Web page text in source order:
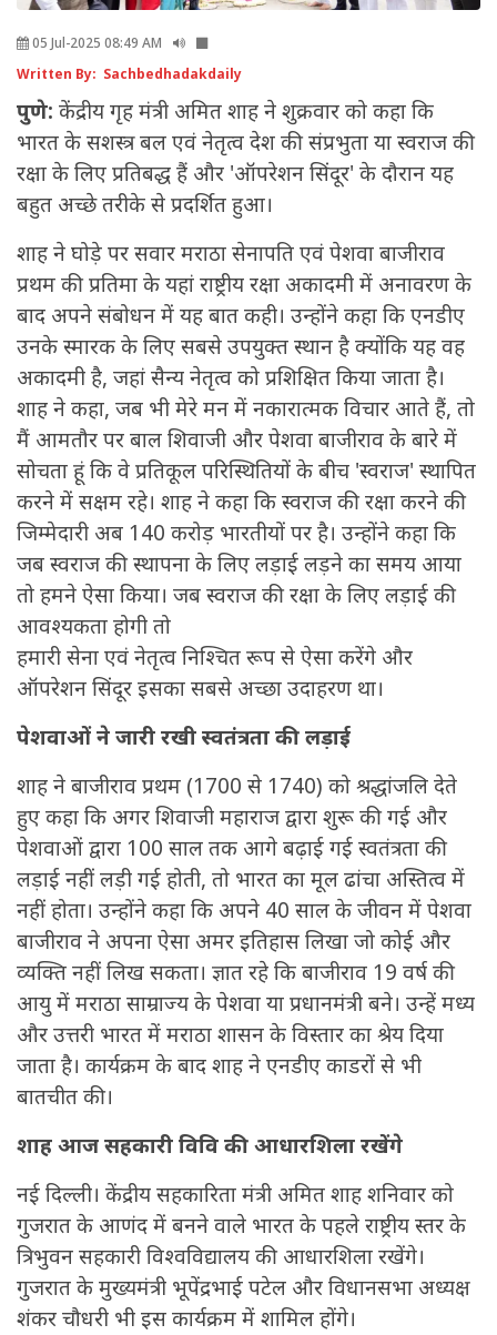
05 Jul-2025 08:49 AM
Written By: Sachbedhadakdaily
पुणे: केंद्रीय गृह मंत्री अमित शाह ने शुक्रवार को कहा कि
भारत के सशस्त्र बल एवं नेतृत्व देश की संप्रभुता या स्वराज की
रक्षा के लिए प्रतिबद्ध हैं और 'ऑपरेशन सिंदूर' के दौरान यह
बहुत अच्छे तरीके से प्रदर्शित हुआ।
शाह ने घोड़े पर सवार मराठा सेनापति एवं पेशवा बाजीराव
प्रथम की प्रतिमा के यहां राष्ट्रीय रक्षा अकादमी में अनावरण के
बाद अपने संबोधन में यह बात कही। उन्होंने कहा कि एनडीए
उनके स्मारक के लिए सबसे उपयुक्त स्थान है क्योंकि यह वह
अकादमी है, जहां सैन्य नेतृत्व को प्रशिक्षित किया जाता है।
शाह ने कहा, जब भी मेरे मन में नकारात्मक विचार आते हैं, तो
मैं आमतौर पर बाल शिवाजी और पेशवा बाजीराव के बारे में
सोचता हूं कि वे प्रतिकूल परिस्थितियों के बीच 'स्वराज' स्थापित
करने में सक्षम रहे। शाह ने कहा कि स्वराज की रक्षा करने की
जिम्मेदारी अब 140 करोड़ भारतीयों पर है। उन्होंने कहा कि
जब स्वराज की स्थापना के लिए लड़ाई लड़ने का समय आया
तो हमने ऐसा किया। जब स्वराज की रक्षा के लिए लड़ाई की
आवश्यकता होगी तो
हमारी सेना एवं नेतृत्व निश्चित रूप से ऐसा करेंगे और
ऑपरेशन सिंदूर इसका सबसे अच्छा उदाहरण था।
पेशवाओं ने जारी रखी स्वतंत्रता की लड़ाई
शाह ने बाजीराव प्रथम (1700 से 1740) को श्रद्धांजलि देते
हुए कहा कि अगर शिवाजी महाराज द्वारा शुरू की गई और
पेशवाओं द्वारा 100 साल तक आगे बढ़ाई गई स्वतंत्रता की
लड़ाई नहीं लड़ी गई होती, तो भारत का मूल ढांचा अस्तित्व में
नहीं होता। उन्होंने कहा कि अपने 40 साल के जीवन में पेशवा
बाजीराव ने अपना ऐसा अमर इतिहास लिखा जो कोई और
व्यक्ति नहीं लिख सकता। ज्ञात रहे कि बाजीराव 19 वर्ष की
आयु में मराठा साम्राज्य के पेशवा या प्रधानमंत्री बने। उन्हें मध्य
और उत्तरी भारत में मराठा शासन के विस्तार का श्रेय दिया
जाता है। कार्यक्रम के बाद शाह ने एनडीए काडरों से भी
बातचीत की।
शाह आज सहकारी विवि की आधारशिला रखेंगे
नई दिल्ली। केंद्रीय सहकारिता मंत्री अमित शाह शनिवार को
गुजरात के आणंद में बनने वाले भारत के पहले राष्ट्रीय स्तर के
त्रिभुवन सहकारी विश्वविद्यालय की आधारशिला रखेंगे।
गुजरात के मुख्यमंत्री भूपेंद्रभाई पटेल और विधानसभा अध्यक्ष
शंकर चौधरी भी इस कार्यक्रम में शामिल होंगे।